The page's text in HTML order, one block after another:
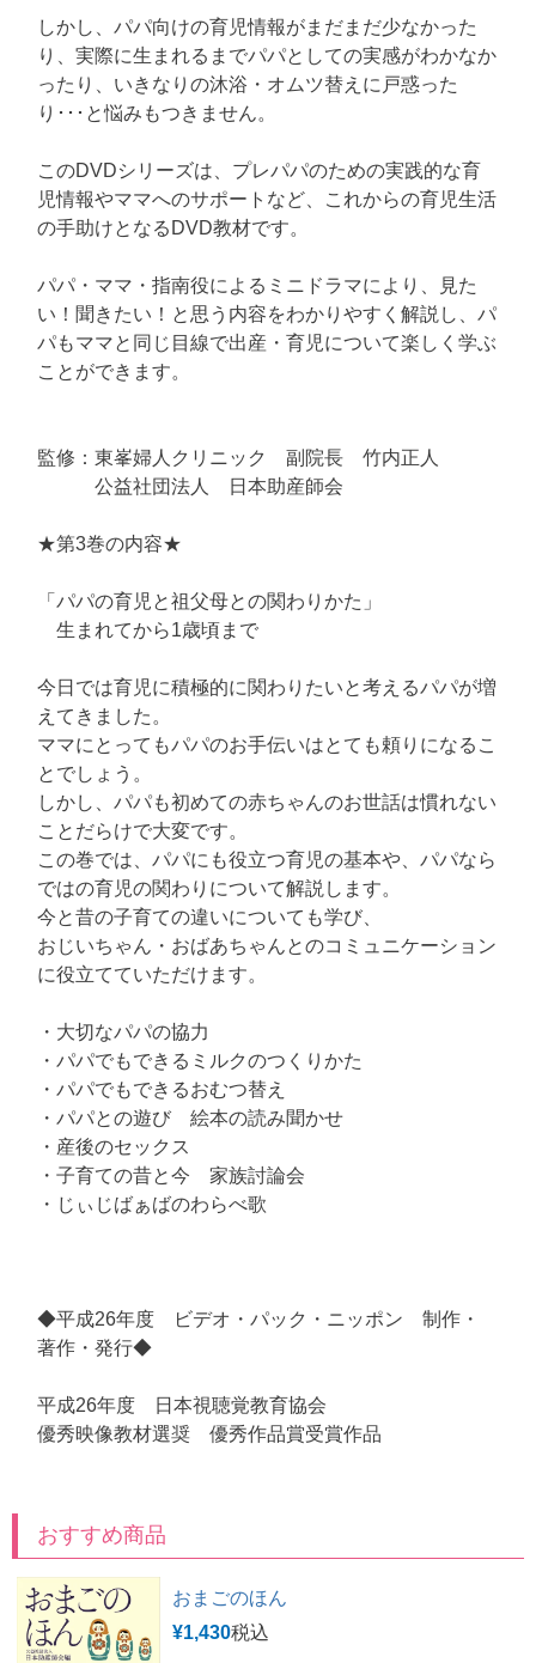
しかし、パパ向けの育児情報がまだまだ少なかった
り、実際に生まれるまでパパとしての実感がわかなか
ったり、いきなりの沐浴・オムツ替えに戸惑った
り･･･と悩みもつきません。
このDVDシリーズは、プレパパのための実践的な育
児情報やママへのサポートなど、これからの育児生活
の手助けとなるDVD教材です。
パパ・ママ・指南役によるミニドラマにより、見た
い！聞きたい！と思う内容をわかりやすく解説し、パ
パもママと同じ目線で出産・育児について楽しく学ぶ
ことができます。
監修：東峯婦人クリニック 副院長 竹内正人
公益社団法人 日本助産師会
★第3巻の内容★
「パパの育児と祖父母との関わりかた」
生まれてから1歳頃まで
今日では育児に積極的に関わりたいと考えるパパが増
えてきました。
ママにとってもパパのお手伝いはとても頼りになるこ
とでしょう。
しかし、パパも初めての赤ちゃんのお世話は慣れない
ことだらけで大変です。
この巻では、パパにも役立つ育児の基本や、パパなら
ではの育児の関わりについて解説します。
今と昔の子育ての違いについても学び、
おじいちゃん・おばあちゃんとのコミュニケーション
に役立てていただけます。
・大切なパパの協力
・パパでもできるミルクのつくりかた
・パパでもできるおむつ替え
・パパとの遊び 絵本の読み聞かせ
・産後のセックス
・子育ての昔と今 家族討論会
・じぃじばぁばのわらべ歌
◆平成26年度 ビデオ・パック・ニッポン 制作・
著作・発行◆
平成26年度 日本視聴覚教育協会
優秀映像教材選奨 優秀作品賞受賞作品
おすすめ商品
おまごのほん
¥1,430税込